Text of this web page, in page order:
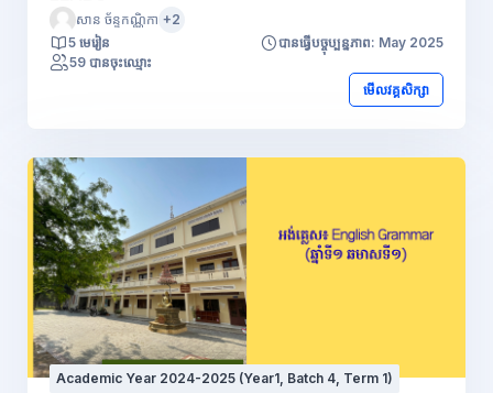
សាន ច័ន្ទកណ្ណិកា +2
5 មេរៀន
បានធ្វើបច្ចុប្បន្នភាព: May 2025
59 បានចុះឈ្មោះ
មើលវគ្គសិក្សា
Academic Year 2024-2025 (Year1, Batch 4, Term 1)